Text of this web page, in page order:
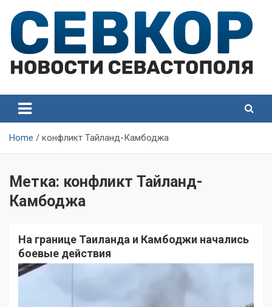
content
Севастополя
Севастополя
Home конфликт Тайланд-Камбоджа
Метка: конфликт Тайланд-
Камбоджа
На границе Таиланда и Камбоджи начались
боевые действия